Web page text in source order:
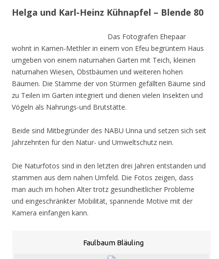
Helga und Karl-Heinz Kühnapfel – Blende 80
Das Fotografen Ehepaar
wohnt in Kamen-Methler in einem von Efeu begrüntem Haus
umgeben von einem naturnahen Garten mit Teich, kleinen
naturnahen Wiesen, Obstbäumen und weiteren hohen
Bäumen. Die Stämme der von Stürmen gefällten Bäume sind
zu Teilen im Garten integriert und dienen vielen Insekten und
Vögeln als Nahrungs-und Brutstätte.
Beide sind Mitbegründer des NABU Unna und setzen sich seit
Jahrzehnten für den Natur- und Umweltschutz nein.
Die Naturfotos sind in den letzten drei Jahren entstanden und
stammen aus dem nahen Umfeld. Die Fotos zeigen, dass
man auch im hohen Alter trotz gesundheitlicher Probleme
und eingeschränkter Mobilität, spannende Motive mit der
Kamera einfangen kann.
Faulbaum Bläuling